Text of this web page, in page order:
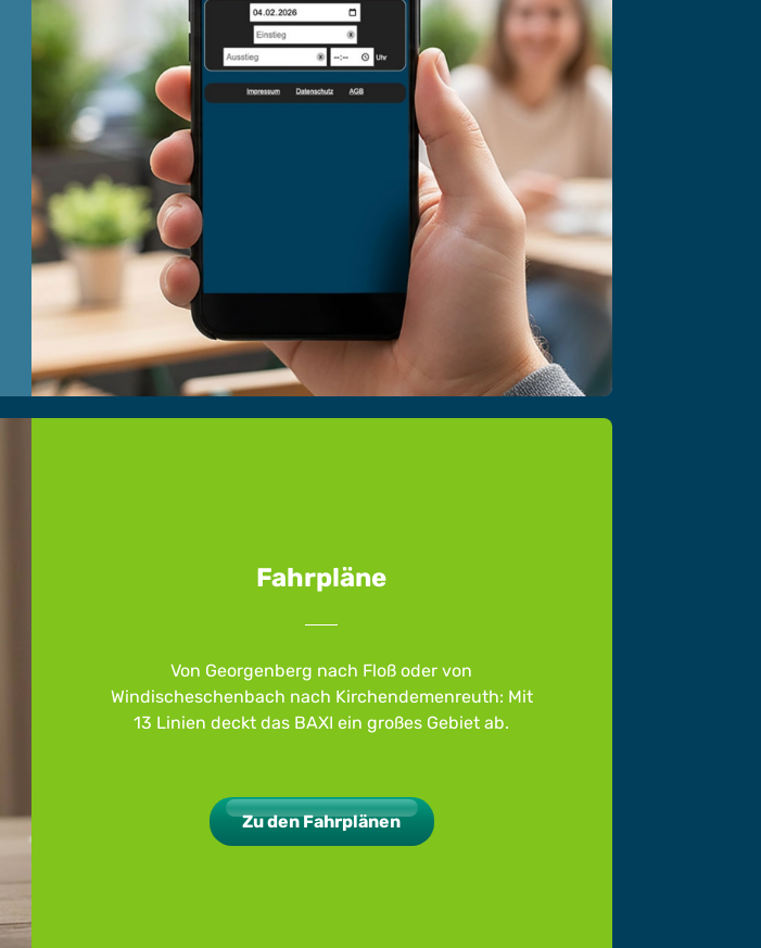
Fahrpläne
Von Georgenberg nach Floß oder von
Windischeschenbach nach Kirchendemenreuth: Mit
13 Linien deckt das BAXI ein großes Gebiet ab.
Zu den Fahrplänen